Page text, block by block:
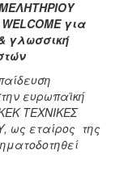
για
γλωσσική
ευρωπαϊκή
ΤΕΧΝΙΚΕΣ
ως εταίρος της